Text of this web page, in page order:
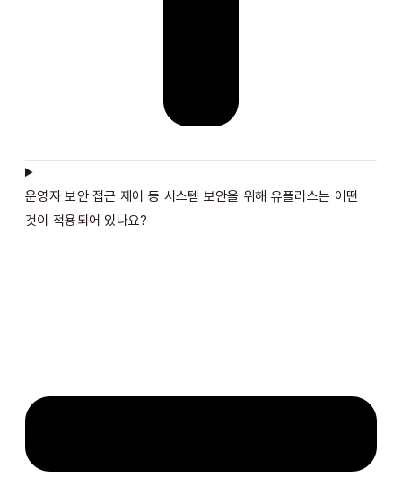
운영자 보안 접근 제어 등 시스템 보안을 위해 유플러스는 어떤
것이 적용되어 있나요?